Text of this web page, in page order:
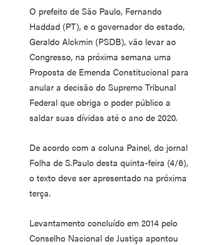
O prefeito de São Paulo, Fernando
Haddad (PT), e o governador do estado,
Geraldo Alckmin (PSDB), vão levar ao
Congresso, na próxima semana uma
Proposta de Emenda Constitucional para
anular a decisão do Supremo Tribunal
Federal que obriga o poder público a
saldar suas dívidas até o ano de 2020.
De acordo com a coluna Painel, do jornal
Folha de S.Paulo desta quinta-feira (4/6),
o texto deve ser apresentado na próxima
terça.
Levantamento concluído em 2014 pelo
Conselho Nacional de Justiça apontou